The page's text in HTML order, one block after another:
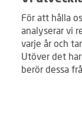
För att hålla
analyserar vi
varje år och
Utöver det
berör dessa